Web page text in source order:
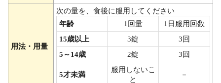
用法・用量
次の量を、食後に服用してください
年齢
1回量
1日服用回数
15歳以上
3錠
3回
5～14歳
2錠 3回
5才未満
服用しないこ
と
－